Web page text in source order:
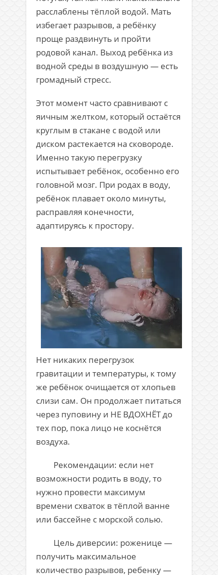
расслаблены тёплой водой. Мать
избегает разрывов, а ребёнку
проще раздвинуть и пройти
родовой канал. Выход ребёнка из
водной среды в воздушную — есть
громадный стресс.
Этот момент часто сравнивают с
яичным желтком, который остаётся
круглым в стакане с водой или
диском растекается на сковороде.
Именно такую перегрузку
испытывает ребёнок, особенно его
головной мозг. При родах в воду,
ребёнок плавает около минуты,
расправляя конечности,
адаптируясь к простору.
Нет никаких перегрузок
гравитации и температуры, к тому
же ребёнок очищается от хлопьев
слизи сам. Он продолжает питаться
через пуповину и НЕ ВДОХНЁТ до
тех пор, пока лицо не коснётся
воздуха.
Рекомендации: если нет
возможности родить в воду, то
нужно провести максимум
времени схваток в тёплой ванне
или бассейне с морской солью.
Цель диверсии: роженице —
получить максимальное
количество разрывов, ребенку —